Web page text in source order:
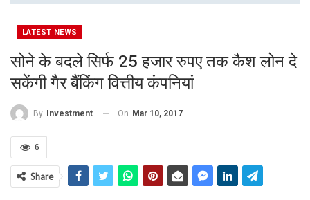
LATEST NEWS
सोने के बदले सिर्फ 25 हजार रुपए तक कैश लोन दे
सकेंगी गैर बैंकिंग वित्तीय कंपनियां
By Investment On Mar 10, 2017
6
Share